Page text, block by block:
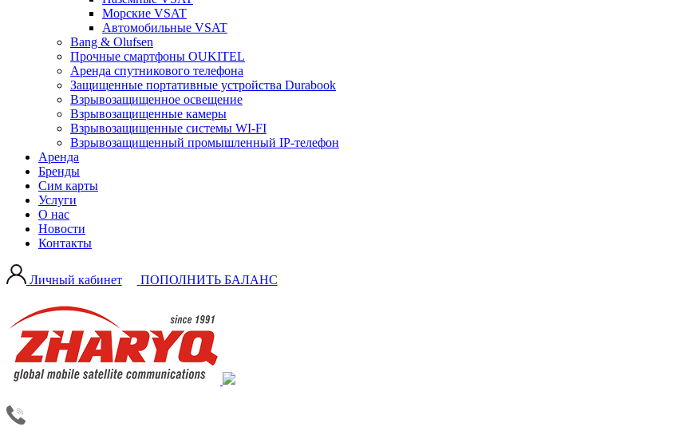
Морские VSAT
Автомобильные VSAT
Bang & Olufsen
Прочные смартфоны OUKITEL
Аренда спутникового телефона
Защищенные портативные устройства Durabook
Взрывозащищенное освещение
Взрывозащищенные камеры
Взрывозащищенные системы WI-FI
Взрывозащищенный промышленный IP-телефон
Аренда
Бренды
Сим карты
Услуги
О нас
Новости
Контакты
Личный кабинет ПОПОЛНИТЬ БАЛАНС